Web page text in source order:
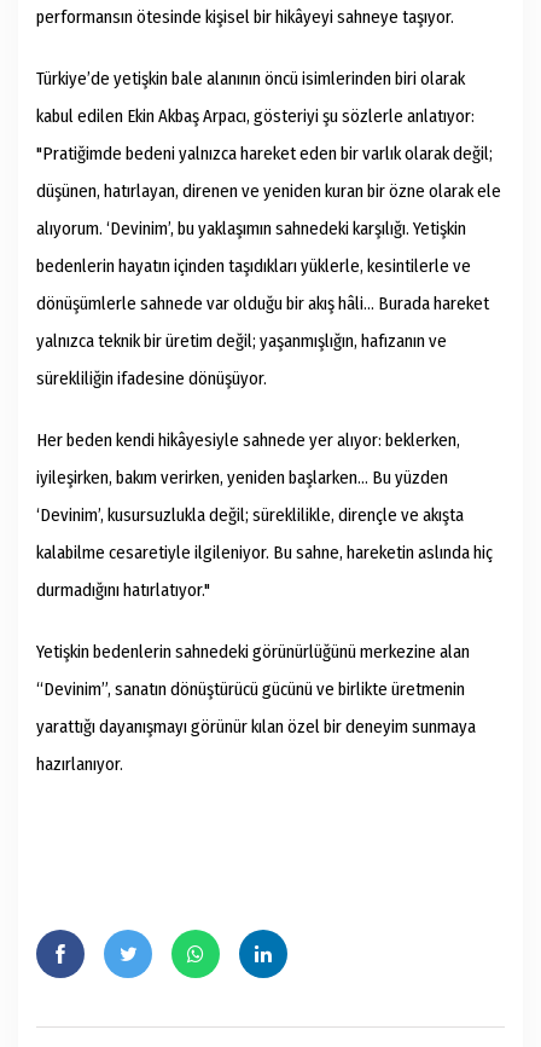
performansın ötesinde kişisel bir hikâyeyi sahneye taşıyor.
Türkiye’de yetişkin bale alanının öncü isimlerinden biri olarak
kabul edilen Ekin Akbaş Arpacı, gösteriyi şu sözlerle anlatıyor:
"Pratiğimde bedeni yalnızca hareket eden bir varlık olarak değil;
düşünen, hatırlayan, direnen ve yeniden kuran bir özne olarak ele
alıyorum. ‘Devinim’, bu yaklaşımın sahnedeki karşılığı. Yetişkin
bedenlerin hayatın içinden taşıdıkları yüklerle, kesintilerle ve
dönüşümlerle sahnede var olduğu bir akış hâli… Burada hareket
yalnızca teknik bir üretim değil; yaşanmışlığın, hafızanın ve
sürekliliğin ifadesine dönüşüyor.
Her beden kendi hikâyesiyle sahnede yer alıyor: beklerken,
iyileşirken, bakım verirken, yeniden başlarken… Bu yüzden
‘Devinim’, kusursuzlukla değil; süreklilikle, dirençle ve akışta
kalabilme cesaretiyle ilgileniyor. Bu sahne, hareketin aslında hiç
durmadığını hatırlatıyor."
Yetişkin bedenlerin sahnedeki görünürlüğünü merkezine alan
“Devinim”, sanatın dönüştürücü gücünü ve birlikte üretmenin
yarattığı dayanışmayı görünür kılan özel bir deneyim sunmaya
hazırlanıyor.